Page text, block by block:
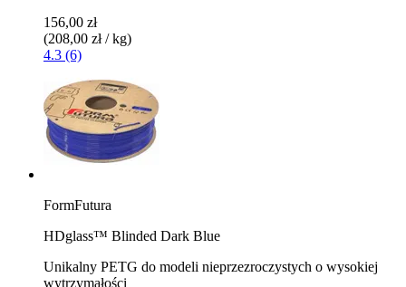
156,00 zł
(208,00 zł / kg)
4.3 (6)
FormFutura
HDglass™ Blinded Dark Blue
Unikalny PETG do modeli nieprzezroczystych o wysokiej
wytrzymałości